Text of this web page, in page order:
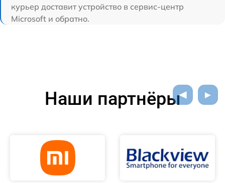
курьер доставит устройство в сервис-центр
Microsoft и обратно.
Наши партнёры